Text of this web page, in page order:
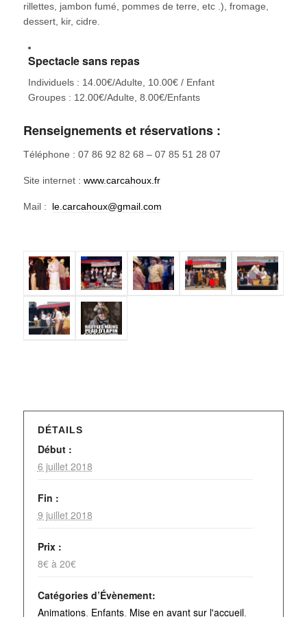
rillettes, jambon fumé, pommes de terre, etc .), fromage,
dessert, kir, cidre.
Spectacle sans repas
Individuels : 14.00€/Adulte, 10.00€ / Enfant
Groupes : 12.00€/Adulte, 8.00€/Enfants
Renseignements et réservations :
Téléphone : 07 86 92 82 68 – 07 85 51 28 07
Site internet : www.carcahoux.fr
​Mail : le.carcahoux@gmail.com
DÉTAILS
Début :
6 juillet 2018
Fin :
9 juillet 2018
Prix :
8€ à 20€
Catégories d’Évènement:
Animations, Enfants, Mise en avant sur l'accueil,